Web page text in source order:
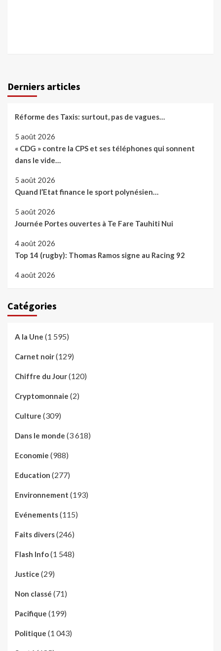
Derniers articles
Réforme des Taxis: surtout, pas de vagues…
5 août 2026
« CDG » contre la CPS et ses téléphones qui sonnent
dans le vide…
5 août 2026
Quand l’Etat finance le sport polynésien…
5 août 2026
Journée Portes ouvertes à Te Fare Tauhiti Nui
4 août 2026
Top 14 (rugby): Thomas Ramos signe au Racing 92
4 août 2026
Catégories
A la Une (1 595)
Carnet noir(129)
Chiffre du Jour(120)
Cryptomonnaie (2)
Culture (309)
Dans le monde (3 618)
Economie (988)
Education (277)
Environnement (193)
Evénements(115)
Faits divers(246)
Flash Info(1 548)
Justice (29)
Non classé (71)
Pacifique (199)
Politique (1 043)